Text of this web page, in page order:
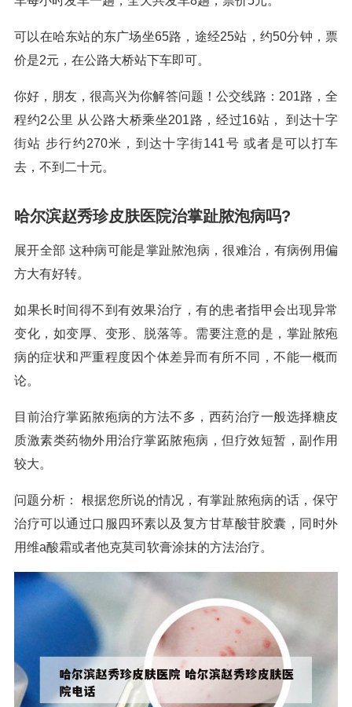
可以在哈东站的东广场坐65路，途经25站，约50分钟，票
价是2元，在公路大桥站下车即可。
你好，朋友，很高兴为你解答问题！公交线路：201路，全
程约2公里 从公路大桥乘坐201路，经过16站， 到达十字
街站 步行约270米，到达十字街141号 或者是可以打车
去，不到二十元。
哈尔滨赵秀珍皮肤医院治掌趾脓泡病吗?
展开全部 这种病可能是掌趾脓泡病，很难治，有病例用偏
方大有好转。
如果长时间得不到有效果治疗，有的患者指甲会出现异常
变化，如变厚、变形、脱落等。需要注意的是，掌趾脓疱
病的症状和严重程度因个体差异而有所不同，不能一概而
论。
目前治疗掌跖脓疱病的方法不多，西药治疗一般选择糖皮
质激素类药物外用治疗掌跖脓疱病，但疗效短暂，副作用
较大。
问题分析： 根据您所说的情况，有掌趾脓疱病的话，保守
治疗可以通过口服四环素以及复方甘草酸苷胶囊，同时外
用维a酸霜或者他克莫司软膏涂抹的方法治疗。